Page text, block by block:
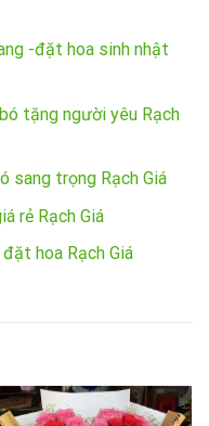
-đặt hoa sinh nhật
tặng người yêu Rạch
sang trọng Rạch Giá
rẻ Rạch Giá
hoa Rạch Giá